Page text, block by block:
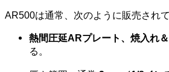
AR500は通常、次のように販売されて
熱間圧延ARプレート、焼入れ
る。